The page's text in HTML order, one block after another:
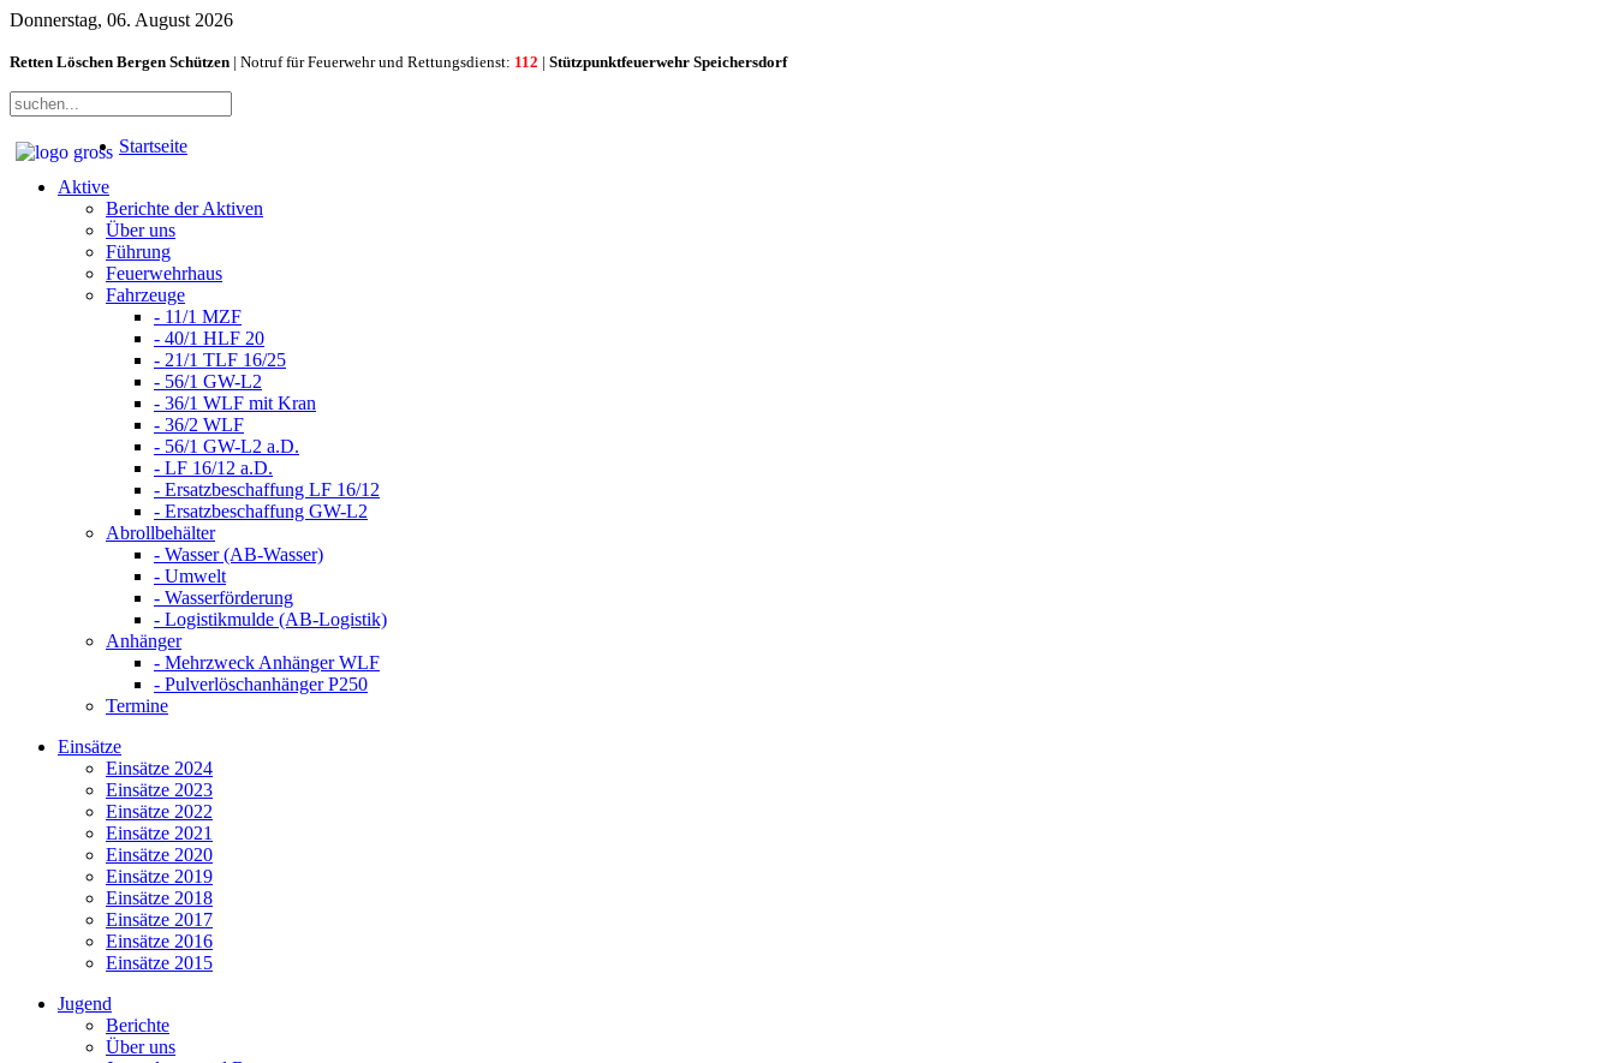
Donnerstag, 06. August 2026
Retten Löschen Bergen Schützen | Notruf für Feuerwehr und Rettungsdienst: 112 | Stützpunktfeuerwehr Speichersdorf
Startseite
Aktive
Berichte der Aktiven
Über uns
Führung
Feuerwehrhaus
Fahrzeuge
- 11/1 MZF
- 40/1 HLF 20
- 21/1 TLF 16/25
- 56/1 GW-L2
- 36/1 WLF mit Kran
- 36/2 WLF
- 56/1 GW-L2 a.D.
- LF 16/12 a.D.
- Ersatzbeschaffung LF 16/12
- Ersatzbeschaffung GW-L2
Abrollbehälter
- Wasser (AB-Wasser)
- Umwelt
- Wasserförderung
- Logistikmulde (AB-Logistik)
Anhänger
- Mehrzweck Anhänger WLF
- Pulverlöschanhänger P250
Termine
Einsätze
Einsätze 2024
Einsätze 2023
Einsätze 2022
Einsätze 2021
Einsätze 2020
Einsätze 2019
Einsätze 2018
Einsätze 2017
Einsätze 2016
Einsätze 2015
Jugend
Berichte
Über uns